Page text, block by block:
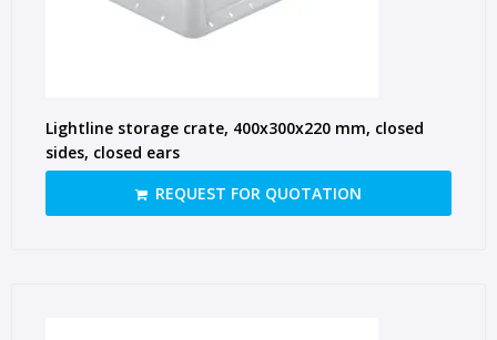
Lightline storage crate, 400x300x220 mm, closed
sides, closed ears
REQUEST FOR QUOTATION